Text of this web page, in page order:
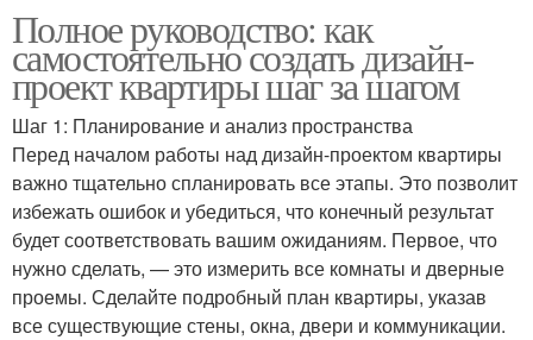
Полное руководство: как
самостоятельно создать дизайн-
проект квартиры шаг за шагом
Шаг 1: Планирование и анализ пространства
Перед началом работы над дизайн-проектом квартиры
важно тщательно спланировать все этапы. Это позволит
избежать ошибок и убедиться, что конечный результат
будет соответствовать вашим ожиданиям. Первое, что
нужно сделать, — это измерить все комнаты и дверные
проемы. Сделайте подробный план квартиры, указав
все существующие стены, окна, двери и коммуникации.